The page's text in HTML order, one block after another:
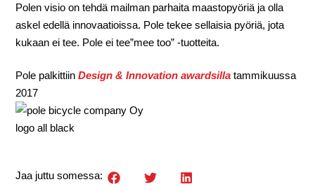
Polen visio on tehdä mailman parhaita maastopyöriä ja olla
askel edellä innovaatioissa. Pole tekee sellaisia pyöriä, jota
kukaan ei tee. Pole ei tee”mee too” -tuotteita.
Pole palkittiinDesign & Innovation awardsilla tammikuussa
2017
Jaa juttu somessa: